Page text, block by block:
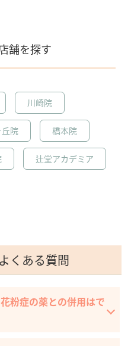
舗を探す
川崎院
院 橋本院
辻堂アカデミア
くある質問
粉症の薬との併用はで